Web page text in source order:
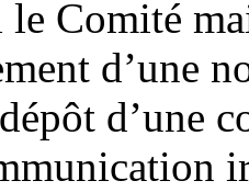
le Comité
d’une
d’une